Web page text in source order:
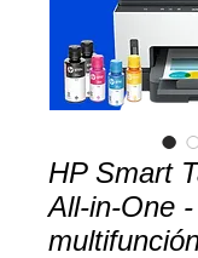
HP Smart
All-in-One